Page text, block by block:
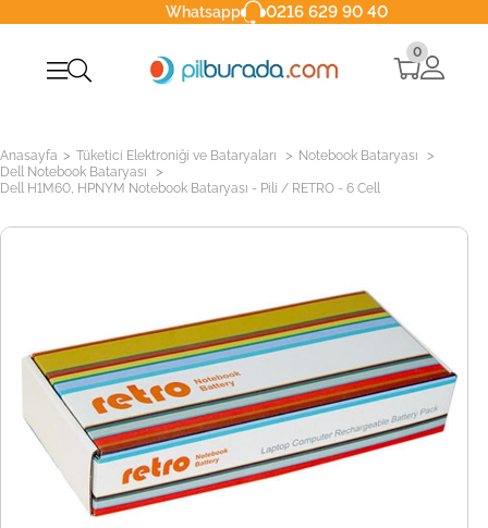
Whatsapp 0216 629 90 40
0
Anasayfa > Tüketici Elektroniği ve Bataryaları > Notebook Bataryası >
Dell Notebook Bataryası >
Dell H1M60, HPNYM Notebook Bataryası - Pili / RETRO - 6 Cell